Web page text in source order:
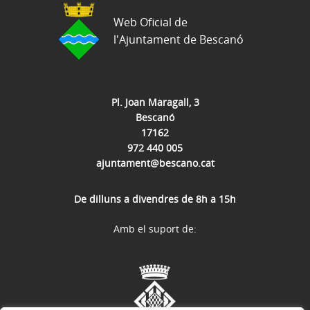
Pl. Joan Maragall, 3
Bescanó
17162
972 440 005
ajuntament@bescano.cat
De dilluns a divendres de 8h a 15h
Web Oficial de
l'Ajuntament de Bescanó
Amb el suport de: